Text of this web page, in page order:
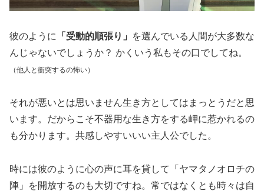
彼のように 「受動的順張り」
を選んでいる人間が大多数な
んじゃないでしょうか？ かくいう私もその口でしてね。
（他人と衝突するの怖い）
それが悪いとは思いません生き方としてはまっとうだと思
います。だからこそ不器用な生き方をする岬に惹かれるの
も分かります。共感しやすいいい主人公でした。
時には彼のように心の声に耳を貸して「ヤマタノオロチの
陣」を開放するのも大切ですね。常ではなくとも時々は自